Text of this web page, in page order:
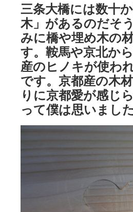
三条大橋には数十
木」があるのだそ
みに橋や埋め木の
す。鞍馬や京北か
産のヒノキが使わ
です。京都産の木
りに京都愛が感じ
って僕は思いました